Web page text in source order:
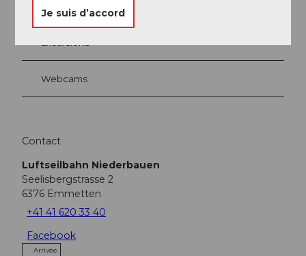
Webcams
Contact
Luftseilbahn Niederbauen
Seelisbergstrasse 2
6376 Emmetten
+41 41 620 33 40
Facebook
Arrivée
Je suis d’accord